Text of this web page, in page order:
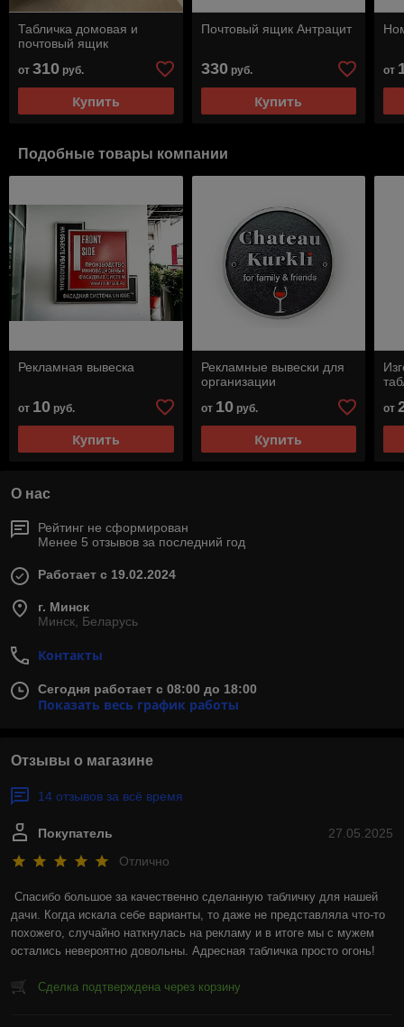
Табличка домовая и
почтовый ящик
от 310 руб.
Купить
Почтовый ящик Антрацит
330руб.
Купить
от
Подобные товары компании
Рекламная вывеска
от 10 руб.
Купить
Рекламные вывески для
организации
от 10руб.
Купить
от
О нас
Рейтинг не сформирован
Менее 5 отзывов за последний год
Работает с 19.02.2024
г. Минск
Минск, Беларусь
Контакты
Сегодня работает с 08:00 до 18:00
Показать весь график работы
Отзывы о магазине
14 отзывов за всё время
27.05.2025
Покупатель
Отлично
Спасибо большое за качественно сделанную табличку для нашей
дачи. Когда искала себе варианты, то даже не представляла что-то
похожего, случайно наткнулась на рекламу и в итоге мы с мужем
остались невероятно довольны. Адресная табличка просто огонь!
Сделка подтверждена через корзину